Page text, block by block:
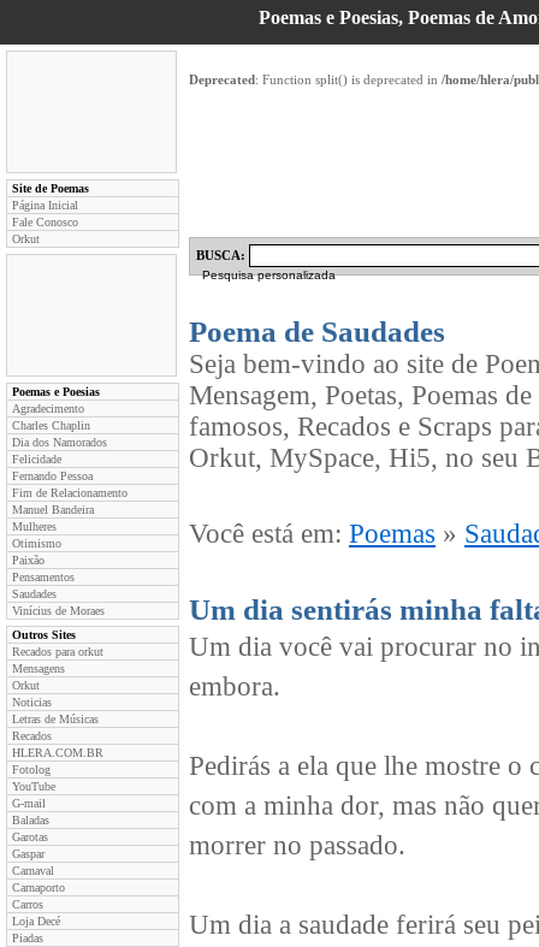
Poemas e Poesias, Poemas de
Site de Poemas
Página Inicial
Fale Conosco
Orkut
Poemas e Poesias
Agradecimento
Charles Chaplin
Dia dos Namorados
Felicidade
Fernando Pessoa
Fim de Relacionamento
Manuel Bandeira
Mulheres
Otimismo
Paixão
Pensamentos
Saudades
Vinícius de Moraes
Outros Sites
Recados para orkut
Mensagens
Orkut
Noticias
Letras de Músicas
Recados
HLERA.COM.BR
Fotolog
YouTube
G-mail
Baladas
Garotas
Gaspar
Carnaval
Carnaporto
Carros
Loja Decé
Piadas
Deprecated: Function split() is deprecated in /home/hlera/
BUSCA:
Pesquisa personalizada
Poema de Saudades
Seja bem-vindo ao site de
Mensagem, Poetas, Poemas
famosos, Recados e Scraps
Orkut, MySpace, Hi5, no seu
Você está em: Poemas »
Um dia sentirás minha
Um dia você vai procurar no
embora.
Pedirás a ela que lhe mostre o
com a minha dor, mas não
morrer no passado.
Um dia a saudade ferirá seu